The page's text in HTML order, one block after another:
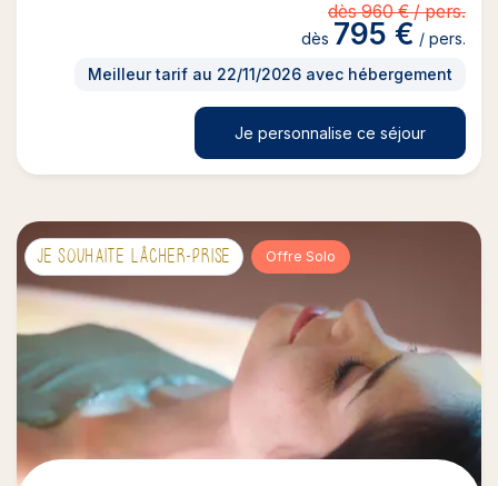
dès 960 € / pers.
dès 795 € / pers.
Meilleur tarif au 22/11/2026 avec hébergement
Je personnalise ce séjour
JE SOUHAITE LÂCHER-PRISE Offre Solo